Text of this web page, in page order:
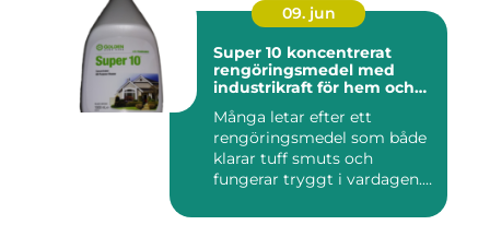
09. jun
Super 10 koncentrerat
rengöringsmedel med
industrikraft för hem och
Många letar efter ett
rengöringsmedel som både
klarar tuff smuts och
fungerar tryggt i vardagen.